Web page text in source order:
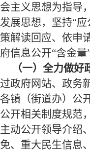
会主义思想为指导
发展思想，坚持“应
策解读回应、依申
府信息公开“含金
（一）全力做好
过政府网站、政务
各镇（街道办）公
公开相关制度规范
主动公开领导介绍
免、重大民生信息